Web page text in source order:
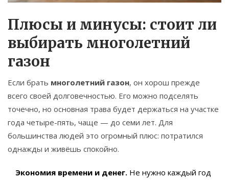
Плюсы и минусы: стоит ли
выбирать многолетний
газон
Если брать многолетний газон, он хорош прежде
всего своей долговечностью. Его можно подселять
точечно, но основная трава будет держаться на участке
года четыре-пять, чаще — до семи лет. Для
большинства людей это огромный плюс: потратился
однажды и живёшь спокойно.
Экономия времени и денег. Не нужно каждый год